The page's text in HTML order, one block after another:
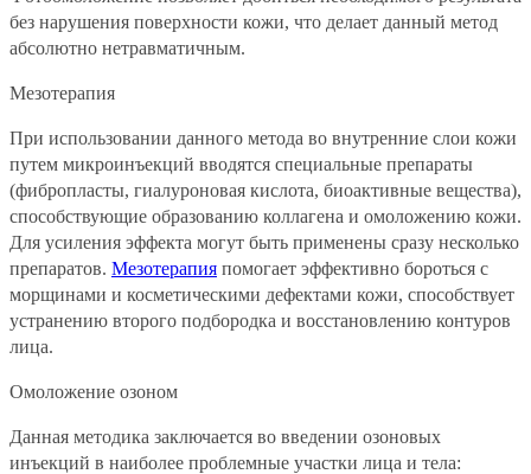
без нарушения поверхности кожи, что делает данный метод
абсолютно нетравматичным.
Мезотерапия
При использовании данного метода во внутренние слои кожи
путем микроинъекций вводятся специальные препараты
(фибропласты, гиалуроновая кислота, биоактивные вещества),
способствующие образованию коллагена и омоложению кожи.
Для усиления эффекта могут быть применены сразу несколько
препаратов. Мезотерапия помогает эффективно бороться с
морщинами и косметическими дефектами кожи, способствует
устранению второго подбородка и восстановлению контуров
лица.
Омоложение озоном
Данная методика заключается во введении озоновых
инъекций в наиболее проблемные участки лица и тела: